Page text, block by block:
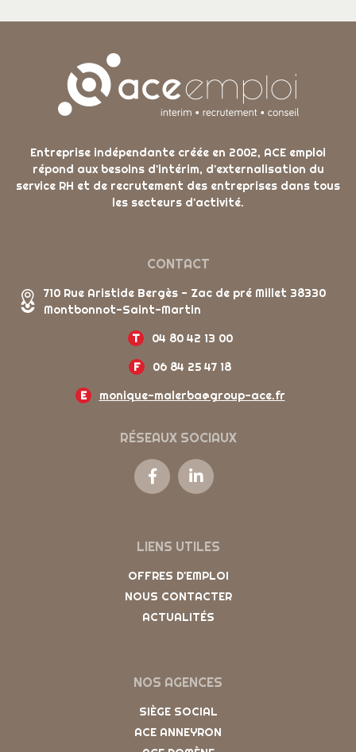
Entreprise indépendante créée en 2002, ACE emploi
répond aux besoins d'intérim, d'externalisation du
service RH et de recrutement des entreprises dans tous
les secteurs d'activité.
CONTACT
710 Rue Aristide Bergès - Zac de pré Millet 38330
Montbonnot-Saint-Martin
T
04 80 42 13 00
F
06 84 25 47 18
E
monique-malerba@group-ace.fr
RÉSEAUX SOCIAUX
LIENS UTILES
OFFRES D'EMPLOI
NOUS CONTACTER
ACTUALITÉS
NOS AGENCES
SIÈGE SOCIAL
ACE ANNEYRON